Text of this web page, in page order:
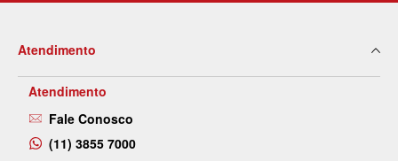
Atendimento
Atendimento
Fale Conosco
(11) 3855 7000